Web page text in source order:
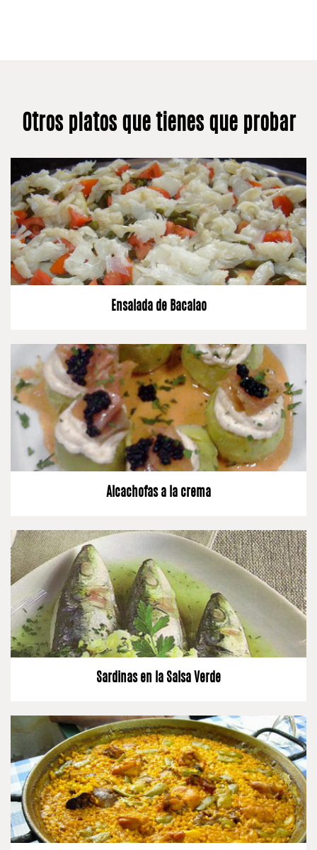
Otros platos que tienes que probar
Ensalada de Bacalao
Alcachofas a la crema
Sardinas en la Salsa Verde